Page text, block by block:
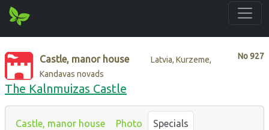
No927
Castle, manor house
Latvia, Kurzeme,
Kandavas novads
The Kalnmuizas Castle
Castle, manor house Photo Specials